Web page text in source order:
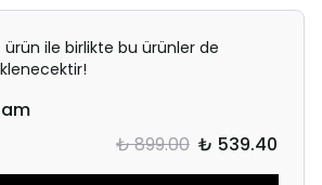
ürün ile birlikte bu ürünler de
₺ 899.00 ₺ 539.40